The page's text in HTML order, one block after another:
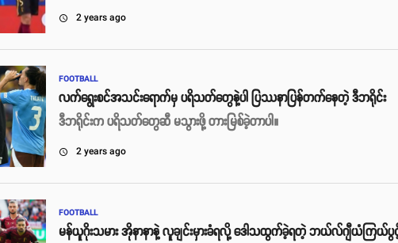
access_time 2 years ago
FOOTBALL
လက်ရွေးစင်အသင်းရောက်မှ ပရိသတ်တွေနဲ့ပါ ပြဿနာပြန်တက်နေတဲ့ ဒီဘရိုင်း
ဒီဘရိုင်းက ပရိသတ်တွေဆီ မသွားဖို့ တားမြစ်ခဲ့တာပါ။
access_time 2 years ago
FOOTBALL
မန်ယူဂိုးသမား အိုနာနာနဲ့ လူချင်းမှားခံရလို့ ဒေါသထွက်ခဲ့ရတဲ့ ဘယ်လ်ဂျီယံကြယ်ပွ